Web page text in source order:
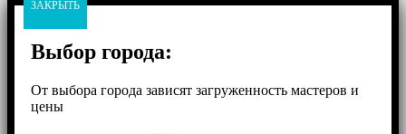
ЗАКРЫТЬ
Выбор города:
От выбора города зависят загруженность мастеров и
цены